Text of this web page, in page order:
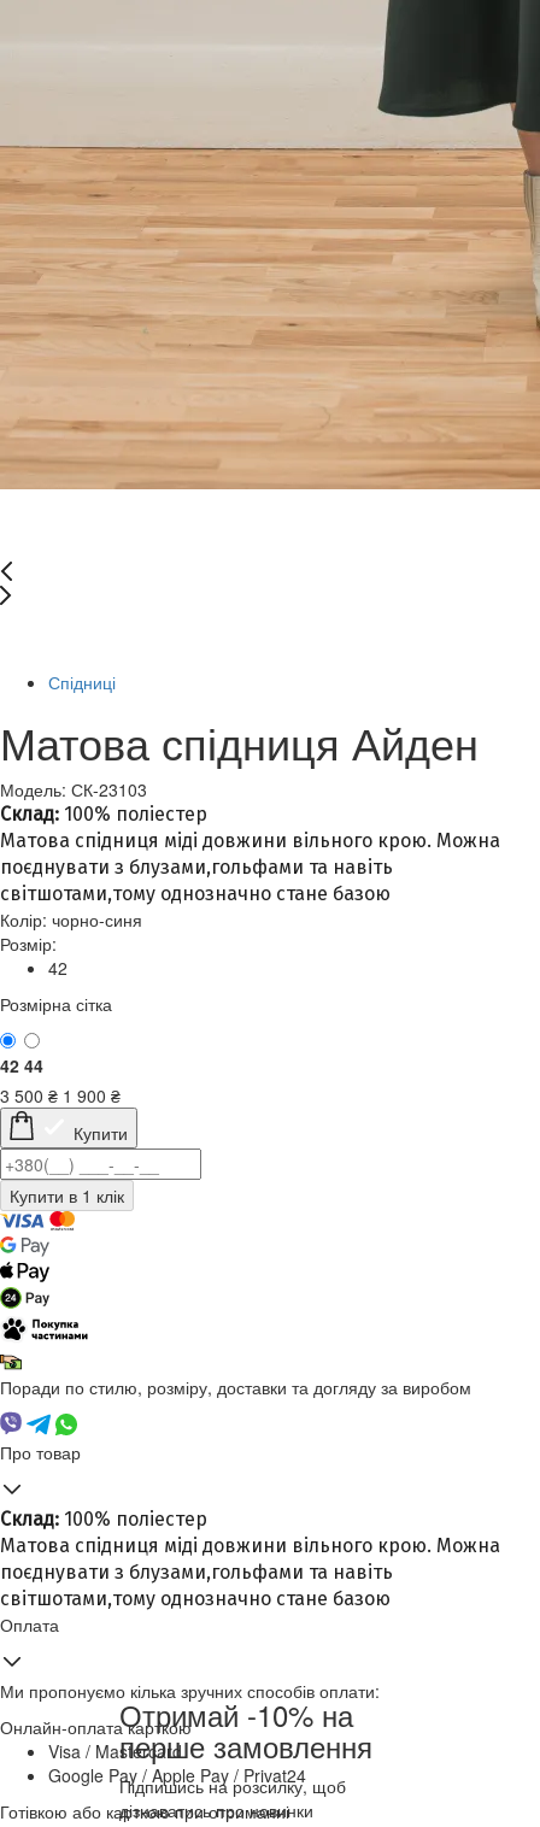
Спідниці
Матова спідниця Айден
Модель: СК-23103
Склад: 100% поліестер
Матова спідниця міді довжини вільного крою. Можна
поєднувати з блузами,гольфами та навіть
світшотами,тому однозначно стане базою
Колір: чорно-синя
Розмір:
42
Розмірна сітка
42 44
3 500 ₴ 1 900 ₴
Купити
Поради по стилю, розміру, доставки та догляду за виробом
Про товар
Склад: 100% поліестер
Матова спідниця міді довжини вільного крою. Можна
поєднувати з блузами,гольфами та навіть
світшотами,тому однозначно стане базою
Оплата
Ми пропонуємо кілька зручних способів оплати:
Онлайн-оплата карткою
Visa / Mastercard
Google Pay / Apple Pay / Privat24
Готівкою або карткою при отриманні
Отримай -10% на
перше замовлення
Підпишись на розсилку, щоб
дізнаватись про новинки